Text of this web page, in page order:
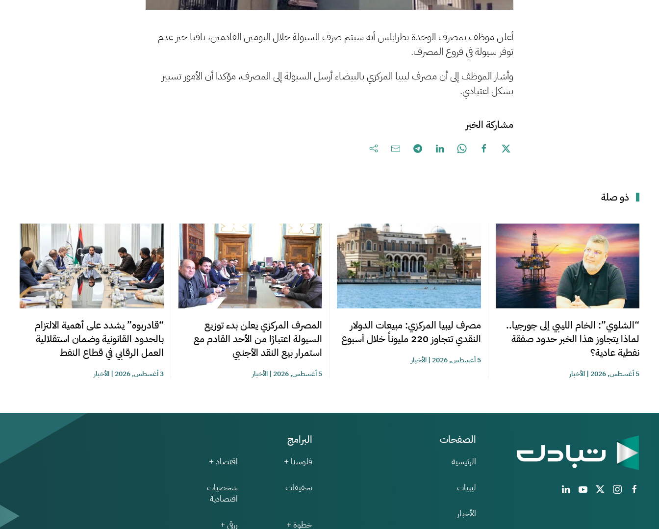
أعلن موظف بمصرف الوحدة بطرابلس أنه سيتم صرف السيولة خلال اليومين القادمين، نافيا خبر عدم
توفر سيولة في فروع المصرف.
وأشار الموظف إلى أن مصرف ليبيا المركزي بالبيضاء أرسل السيولة إلى المصرف، مؤكدا أن الأمور تسيير
بشكل اعتيادي.
مشاركة الخبر
ذو صلة
“الشلوي”: الخام الليبي إلى جورجيا..
لماذا يتجاوز هذا الخبر حدود صفقة
نفطية عادية؟
5 أغسطس, 2026 |الأخبار
مصرف ليبيا المركزي: مبيعات الدولار
النقدي تتجاوز 220 مليوناً خلال أسبوع
5 أغسطس, 2026 |الأخبار
المصرف المركزي يعلن بدء توزيع
السيولة اعتبارًا من الأحد القادم مع
استمرار بيع النقد الأجنبي
5 أغسطس, 2026 |الأخبار
“قادربوه” يشدد على أهمية الالتزام
بالحدود القانونية وضمان استقلالية
العمل الرقابي في قطاع النفط
3 أغسطس, 2026 |الأخبار
الصفحات
الرئيسية
ليبيات
الأخبار
البرامج
فلوسنا + اقتصاد +
تحقيقات
شخصيات
اقتصادية
خطوة + رزقي +